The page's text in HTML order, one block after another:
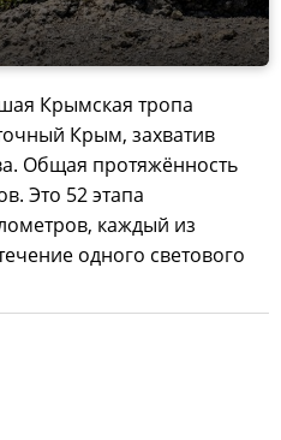
Крымская тропа
Крым, захватив
Общая протяжённость
Это 52 этапа
каждый из
одного светового